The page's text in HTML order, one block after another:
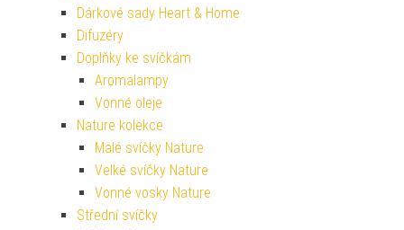
Dárkové sady Heart & Home
Difuzéry
Doplňky ke svíčkám
Aromalampy
Vonné oleje
Nature kolekce
Malé svíčky Nature
Velké svíčky Nature
Vonné vosky Nature
Střední svíčky